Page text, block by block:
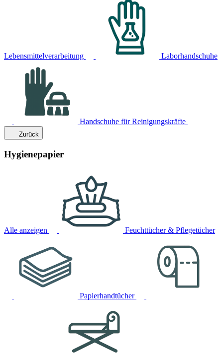
Lebensmittelverarbeitung Laborhandschuhe
Handschuhe für Reinigungskräfte
Zurück
Hygienepapier
Alle anzeigen Feuchttücher & Pflegetücher
Papierhandtücher